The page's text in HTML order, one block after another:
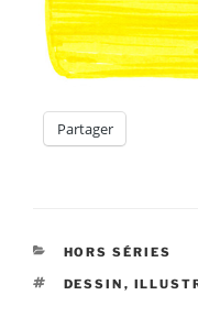
Partager
CATÉGORIES
HORS SÉRIES
ÉTIQUETTES
DESSIN ,